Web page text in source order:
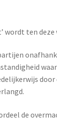
wordt ten
de